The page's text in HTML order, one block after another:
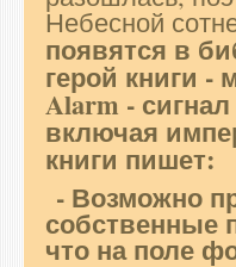
Небесной
появятся в
герой книги
Alarm -
включая
книги пишет:
- Возможно
собственные
что на поле